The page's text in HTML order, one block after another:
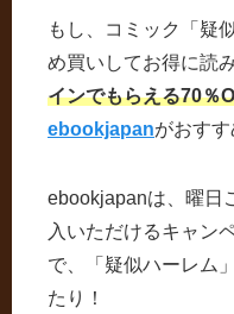
もし、コミック「疑
め買いしてお得に読
インでもらえる70％
ebookjapanがおすす
ebookjapanは、曜日
入いただけるキャン
で、「疑似ハーレム
たり！